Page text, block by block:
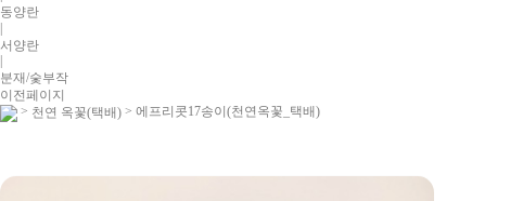
동양란
|
서양란
분재/숯부작
이전페이지
> 천연 옥꽃(택배) > 에프리콧17송이(천연옥꽃_택배)